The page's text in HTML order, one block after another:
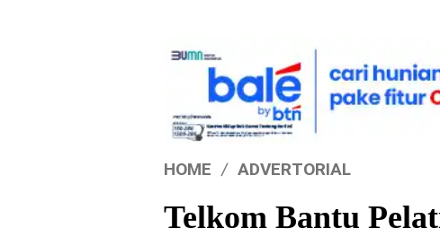
HOME ADVERTORIAL
Telkom Bantu